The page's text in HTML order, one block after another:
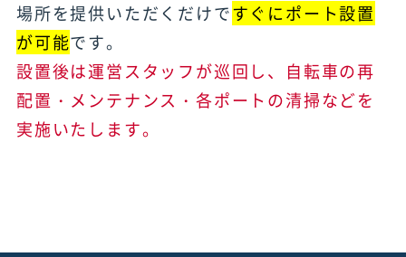
場所を提供いただくだけですぐにポート設置
が可能です。
設置後は運営スタッフが巡回し、自転車の再
配置・メンテナンス・各ポートの清掃などを
実施いたします。